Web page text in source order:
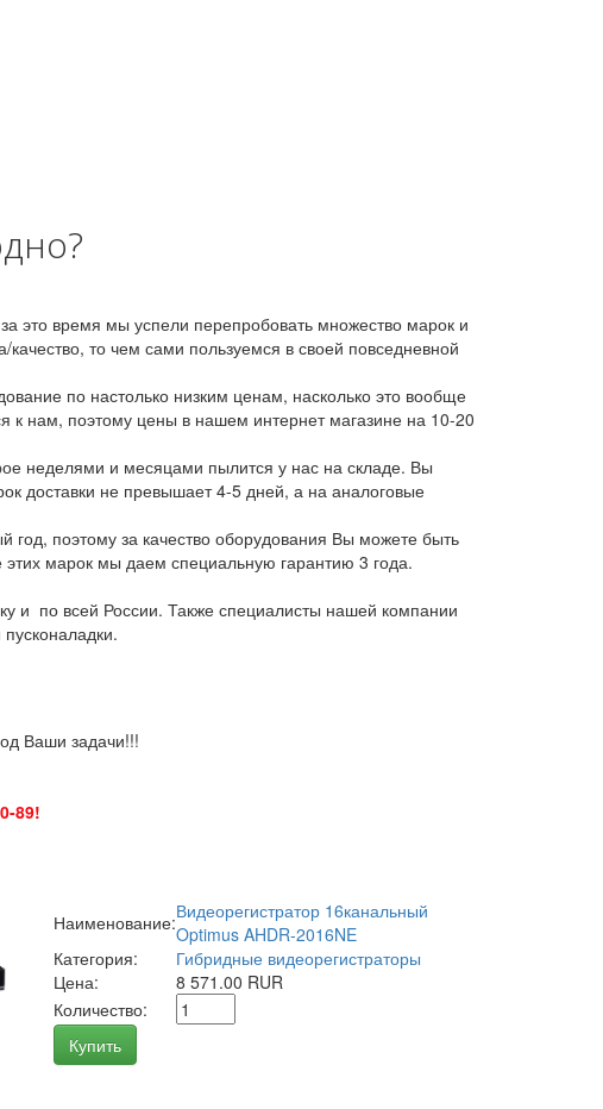
это время мы успели перепробовать множество марок и
то чем сами пользуемся в своей повседневной
по настолько низким ценам, насколько это вообще
к нам, поэтому цены в нашем интернет магазине на 10-20
неделями и месяцами пылится у нас на складе. Вы
доставки не превышает 4-5 дней, а на аналоговые
поэтому за качество оборудования Вы можете быть
марок мы даем специальную гарантию 3 года.
и по всей России. Также специалисты нашей компании
Ваши задачи!!!
89!
Наименование:Видеорегистратор 16канальный
Optimus AHDR-2016NE
Категория:
Гибридные видеорегистраторы
Цена:
8 571.00 RUR
Количество:
Купить